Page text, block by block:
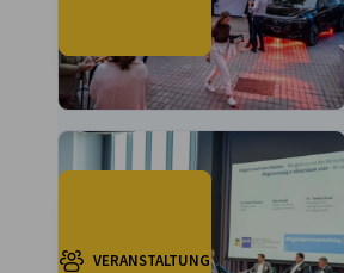
VERANSTALTUNG